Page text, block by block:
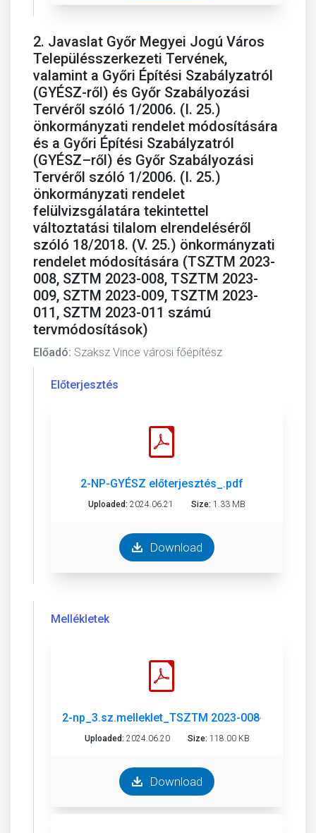
2. Javaslat Győr Megyei Jogú Város
Településszerkezeti Tervének,
valamint a Győri Építési Szabályzatról
(GYÉSZ-ről) és Győr Szabályozási
Tervéről szóló 1/2006. (I. 25.)
önkormányzati rendelet módosítására
és a Győri Építési Szabályzatról
(GYÉSZ–ről) és Győr Szabályozási
Tervéről szóló 1/2006. (I. 25.)
önkormányzati rendelet
felülvizsgálatára tekintettel
változtatási tilalom elrendeléséről
szóló 18/2018. (V. 25.) önkormányzati
rendelet módosítására (TSZTM 2023-
008, SZTM 2023-008, TSZTM 2023-
009, SZTM 2023-009, TSZTM 2023-
011, SZTM 2023-011 számú
tervmódosítások)
Előadó: Szaksz Vince városi főépítész
Előterjesztés
2-NP-GYÉSZ előterjesztés_.pdf
Uploaded: 2024.06.21 Size: 1.33 MB
Download
Mellékletek
2-np_3.sz.melleklet_TSZTM 2023-008-6.pdf
Uploaded: 2024.06.20 Size: 118.00 KB
Download